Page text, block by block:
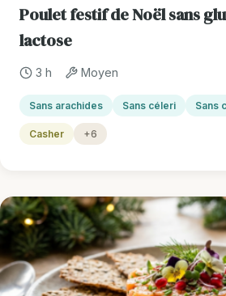
Poulet festif de Noël sans
lactose
3 h Moyen
Sans arachides Sans céleri Sans
Casher +6